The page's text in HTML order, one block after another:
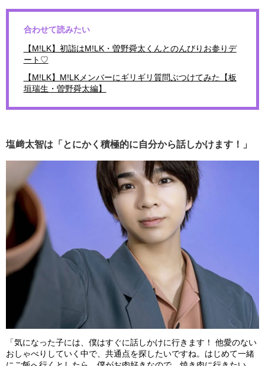
合わせて読みたい
【M!LK】初詣はM!LK・曽野舜太くんとのんびりお参りデ
ート♡
【M!LK】M!LKメンバーにギリギリ質問ぶつけてみた【板
垣瑞生・曽野舜太編】
塩﨑太智は「とにかく積極的に自分から話しかけます！」
「気になった子には、僕はすぐに話しかけに行きます！ 他愛のない
おしゃべりしていく中で、共通点を探したいですね。はじめて一緒